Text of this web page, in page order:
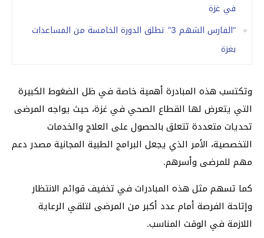
في غزة
“الفارس الشهم 3” تطلق الدورة الخامسة من المساعدات
بغزة
وتكتسب هذه المبادرة أهمية خاصة في ظل الضغوط الكبيرة
التي يتعرض لها القطاع الصحي في غزة، حيث يواجه المرضى
تحديات متعددة تتعلق بالحصول على العلاج والخدمات
التخصصية، الأمر الذي يجعل البرامج الطبية المجانية مصدر دعم
مهم للمرضى وأسرهم.
كما تسهم مثل هذه المبادرات في تخفيف قوائم الانتظار
وإتاحة الفرصة أمام عدد أكبر من المرضى لتلقي الرعاية
اللازمة في الوقت المناسب.